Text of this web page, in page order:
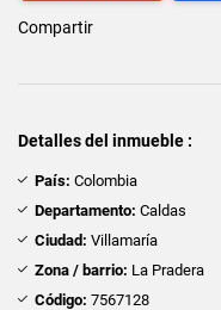
Compartir
Detalles del inmueble :
País: Colombia
Departamento: Caldas
Ciudad: Villamaría
Zona / barrio: La Pradera
Código: 7567128